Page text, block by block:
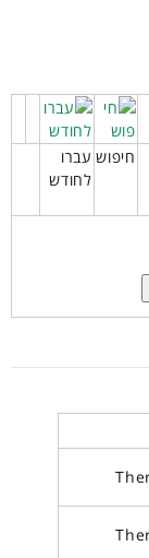
חיפוש עברו
לחודש